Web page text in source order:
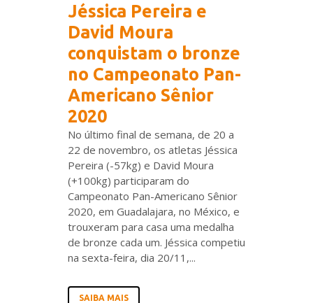
Jéssica Pereira e
David Moura
conquistam o bronze
no Campeonato Pan-
Americano Sênior
2020
No último final de semana, de 20 a
22 de novembro, os atletas Jéssica
Pereira (-57kg) e David Moura
(+100kg) participaram do
Campeonato Pan-Americano Sênior
2020, em Guadalajara, no México, e
trouxeram para casa uma medalha
de bronze cada um. Jéssica competiu
na sexta-feira, dia 20/11,...
SAIBA MAIS